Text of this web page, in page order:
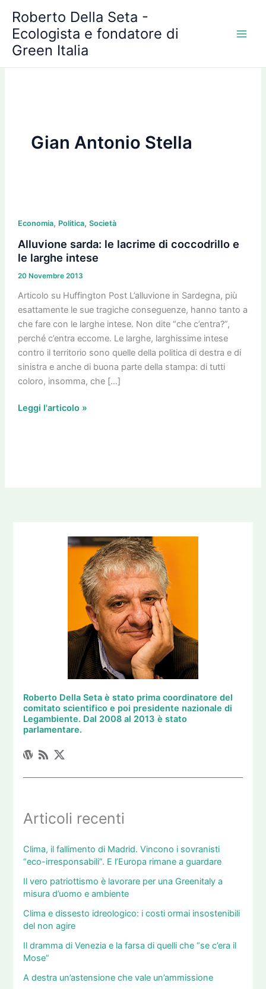
contenuto
Roberto Della Seta -
Ecologista e fondatore di
Green Italia
Gian Antonio Stella
Economia, Politica, Società
Alluvione sarda: le lacrime di coccodrillo e
le larghe intese
20 Novembre 2013
Articolo su Huffington Post L’alluvione in Sardegna, più
esattamente le sue tragiche conseguenze, hanno tanto a
che fare con le larghe intese. Non dite “che c’entra?”,
perché c’entra eccome. Le larghe, larghissime intese
contro il territorio sono quelle della politica di destra e di
sinistra e anche di buona parte della stampa: di tutti
coloro, insomma, che […]
sarda:
le
lacrime
coccodrillo
e
le
larghe
intese
Leggi l'articolo »
Roberto Della Seta è stato prima coordinatore del
comitato scientifico e poi presidente nazionale di
Legambiente. Dal 2008 al 2013 è stato
parlamentare.
Articoli recenti
Clima, il fallimento di Madrid. Vincono i sovranisti
“eco-irresponsabili”. E l’Europa rimane a guardare
Il vero patriottismo è lavorare per una Greenitaly a
misura d’uomo e ambiente
Clima e dissesto idreologico: i costi ormai insostenibili
del non agire
Il dramma di Venezia e la farsa di quelli che “se c’era il
Mose”
A destra un’astensione che vale un’ammissione
r
c
h